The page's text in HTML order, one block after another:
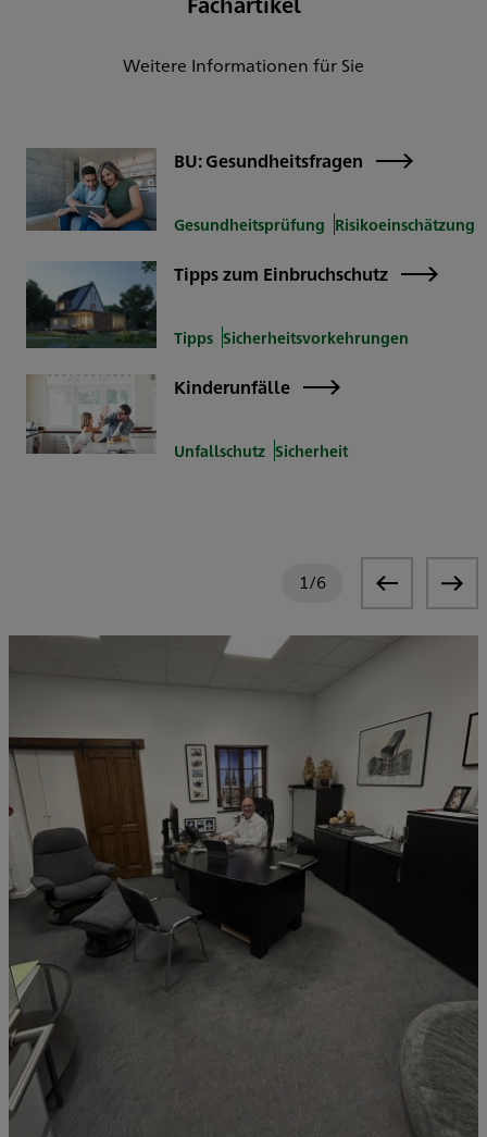
Weitere Informationen für Sie
BU: Gesundheitsfragen
Gesundheitsprüfung Risikoeinschätzung
Tipps zum Einbruchschutz
Tipps Sicherheitsvorkehrungen
Kinderunfälle
Unfallschutz Sicherheit
1/6